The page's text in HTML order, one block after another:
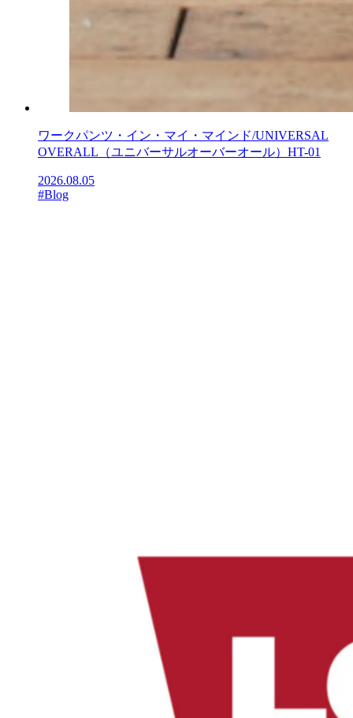
ワークパンツ・イン・マイ・マインド/UNIVERSAL
OVERALL（ユニバーサルオーバーオール）HT-01
2026.08.05
#Blog